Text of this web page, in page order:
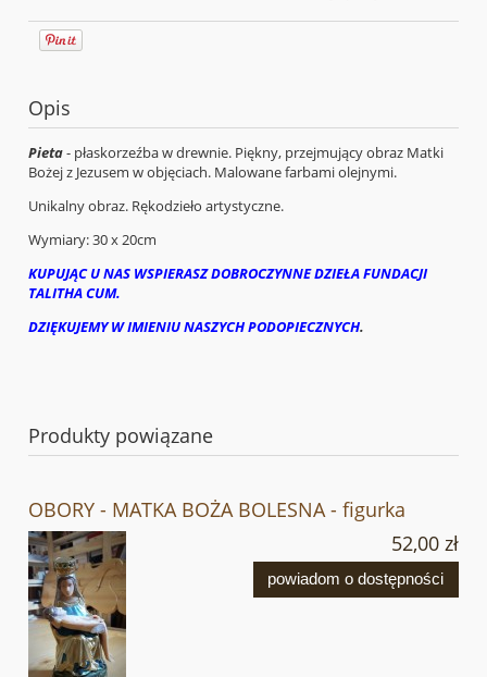
Opis
Pieta- płaskorzeźba w drewnie. Piękny, przejmujący obraz Matki
Bożej z Jezusem w objęciach. Malowane farbami olejnymi.
Unikalny obraz. Rękodzieło artystyczne.
Wymiary: 30 x 20cm
KUPUJĄC U NAS WSPIERASZ DOBROCZYNNE DZIEŁA FUNDACJI
TALITHA CUM.
DZIĘKUJEMY W IMIENIU NASZYCH PODOPIECZNYCH.
Produkty powiązane
OBORY - MATKA BOŻA BOLESNA - figurka
52,00 zł
powiadom o dostępności